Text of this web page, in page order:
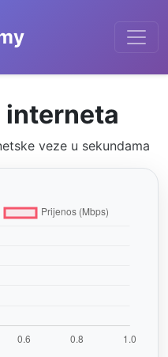
interneta
veze u sekundama